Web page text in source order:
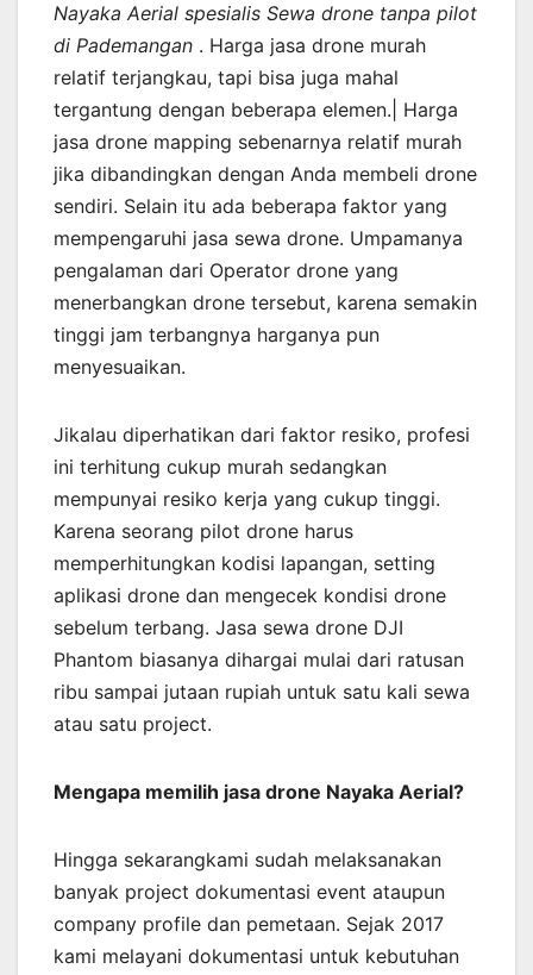
Nayaka Aerial spesialis Sewa drone tanpa pilot
di Pademangan . Harga jasa drone murah
relatif terjangkau, tapi bisa juga mahal
tergantung dengan beberapa elemen.| Harga
jasa drone mapping sebenarnya relatif murah
jika dibandingkan dengan Anda membeli drone
sendiri. Selain itu ada beberapa faktor yang
mempengaruhi jasa sewa drone. Umpamanya
pengalaman dari Operator drone yang
menerbangkan drone tersebut, karena semakin
tinggi jam terbangnya harganya pun
menyesuaikan.
Jikalau diperhatikan dari faktor resiko, profesi
ini terhitung cukup murah sedangkan
mempunyai resiko kerja yang cukup tinggi.
Karena seorang pilot drone harus
memperhitungkan kodisi lapangan, setting
aplikasi drone dan mengecek kondisi drone
sebelum terbang. Jasa sewa drone DJI
Phantom biasanya dihargai mulai dari ratusan
ribu sampai jutaan rupiah untuk satu kali sewa
atau satu project.
Mengapa memilih jasa drone Nayaka Aerial?
Hingga sekarangkami sudah melaksanakan
banyak project dokumentasi event ataupun
company profile dan pemetaan. Sejak 2017
kami melayani dokumentasi untuk kebutuhan